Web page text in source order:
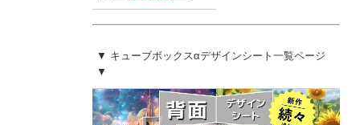
▼ キューブボックスαデザインシート一覧ページ
▼